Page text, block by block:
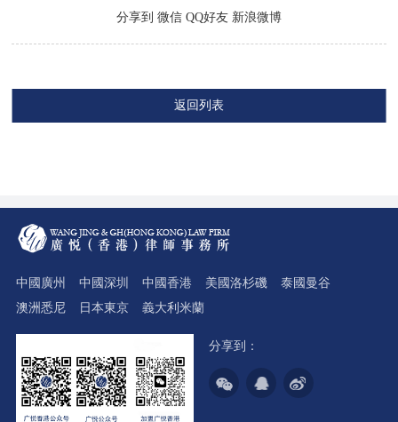
分享到 微信 QQ好友 新浪微博
返回列表
中國廣州 中國深圳 中國香港 美國洛杉磯
泰國曼谷
澳洲悉尼
日本東京 義大利米蘭
分享到：